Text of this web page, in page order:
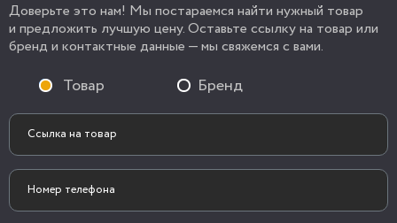
Доверьте это нам! Мы постараемся найти нужный товар
и предложить лучшую цену. Оставьте ссылку на товар или
бренд и контактные данные — мы свяжемся с вами.
Товар Бренд